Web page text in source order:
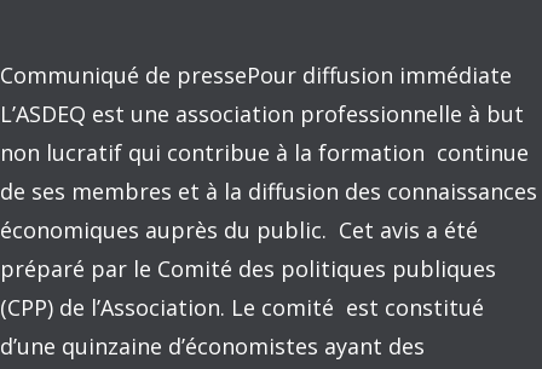
Communiqué de pressePour diffusion immédiate
L’ASDEQ est une association professionnelle à but
non lucratif qui contribue à la formation continue
de ses membres et à la diffusion des connaissances
économiques auprès du public. Cet avis a été
préparé par le Comité des politiques publiques
(CPP) de l’Association. Le comité est constitué
d’une quinzaine d’économistes ayant des